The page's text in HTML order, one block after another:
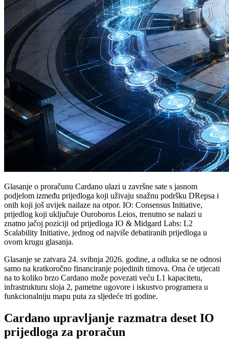
Glasanje o proračunu Cardano ulazi u završne sate s jasnom
podjelom između prijedloga koji uživaju snažnu podršku DRepsa i
onih koji još uvijek nailaze na otpor. IO: Consensus Initiative,
prijedlog koji uključuje Ouroboros Leios, trenutno se nalazi u
znatno jačoj poziciji od prijedloga IO & Midgard Labs: L2
Scalability Initiative, jednog od najviše debatiranih prijedloga u
ovom krugu glasanja.
Glasanje se zatvara 24. svibnja 2026. godine, a odluka se ne odnosi
samo na kratkoročno financiranje pojedinih timova. Ona će utjecati
na to koliko brzo Cardano može povezati veću L1 kapacitetu,
infrastrukturu sloja 2, pametne ugovore i iskustvo programera u
funkcionalniju mapu puta za sljedeće tri godine.
Cardano upravljanje razmatra deset IO
prijedloga za proračun